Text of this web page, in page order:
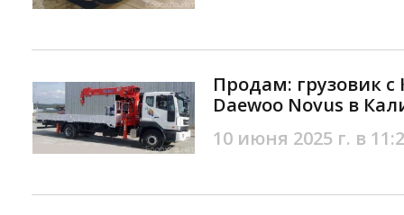
Продам: грузовик
Daewoo Novus в
10 июня 2025 г. в